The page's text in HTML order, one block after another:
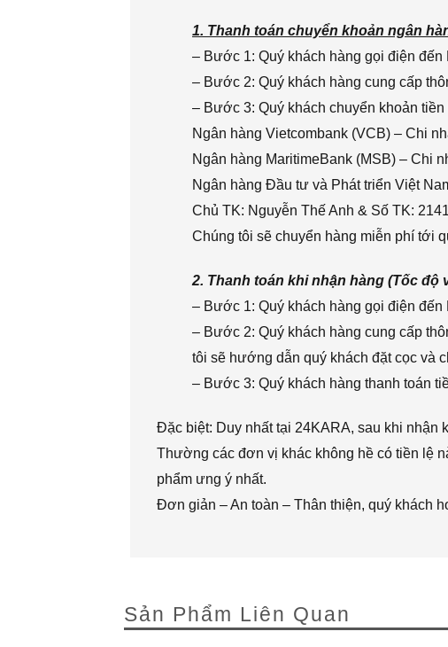
1. Thanh toán chuyển khoản ngân
– Bước 1: Quý khách hàng gọi điện
– Bước 2: Quý khách hàng cung cấp
– Bước 3: Quý khách chuyển khoản
Ngân hàng Vietcombank (VCB) – Chi
Ngân hàng MaritimeBank (MSB) – Chi
Ngân hàng Đầu tư và Phát triển Việt
Chủ TK: Nguyễn Thế Anh & Số TK:
Chúng tôi sẽ chuyển hàng miễn phí tới
2. Thanh toán khi nhận hàng (Tốc độ
– Bước 1: Quý khách hàng gọi điện
– Bước 2: Quý khách hàng cung cấp
tôi sẽ hướng dẫn quý khách đặt cọc và
– Bước 3: Quý khách hàng thanh toán
Đặc biệt: Duy nhất tại 24KARA, sau khi nhận
Thường các đơn vị khác không hề có tiền lệ
phẩm ưng ý nhất.
Đơn giản – An toàn – Thân thiện, quý khách
Sản Phẩm Liên Quan